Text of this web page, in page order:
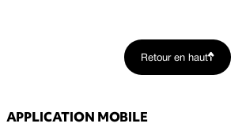
Retour en haut
APPLICATION MOBILE